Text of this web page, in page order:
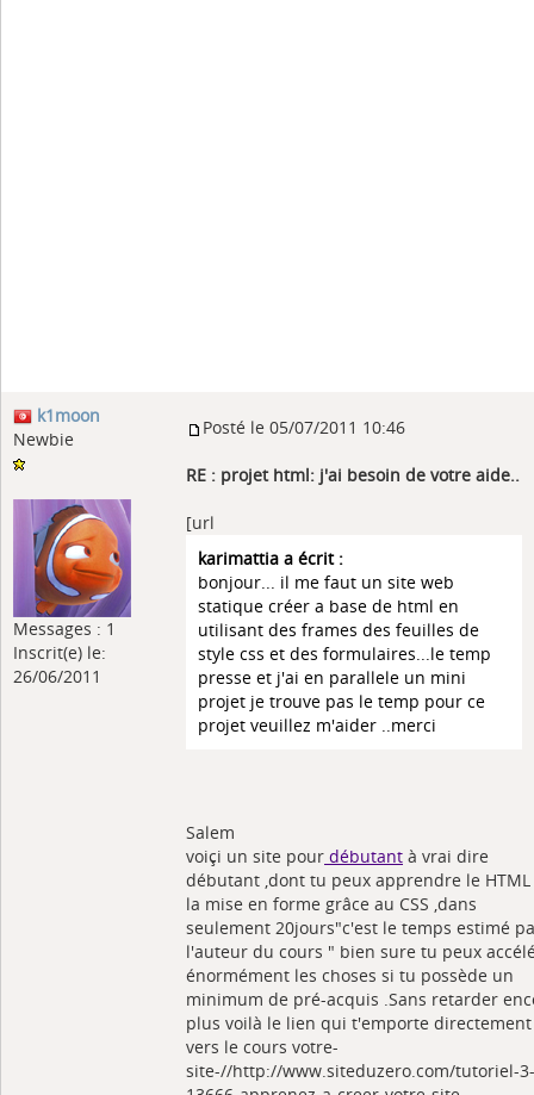
k1moon
Newbie
Messages : 1
Inscrit(e) le:
26/06/2011
Posté le 05/07/2011 10:46
RE : projet html: j'ai besoin de votre aide..
[url
karimattia a écrit :
bonjour... il me faut un site web
statique créer a base de html en
utilisant des frames des feuilles de
style css et des formulaires...le temp
presse et j'ai en parallele un mini
projet je trouve pas le temp pour ce
projet veuillez m'aider ..merci
Salem
voiçi un site pour débutant à vrai dire
débutant ,dont tu peux apprendre le
la mise en forme grâce au CSS ,dans
seulement 20jours"c'est le temps estimé
l'auteur du cours " bien sure tu peux
énormément les choses si tu possède un
minimum de pré-acquis .Sans retarder
plus voilà le lien qui t'emporte directement
vers le cours votre-
site-//http://www.siteduzero.com/tutoriel-3-